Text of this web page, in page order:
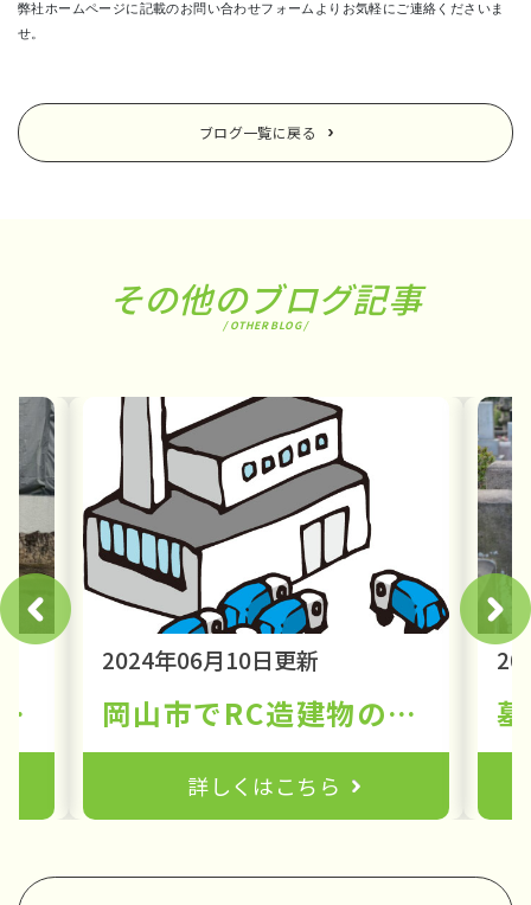
弊社ホームページに記載のお問い合わせフォームよりお気軽にご連絡くださいま
せ。
ブログ一覧に戻る
その他のブログ記事
/ OTHER BLOG /
場と坪単価｜地元の解体プロが教える実績と安く抑えるコツ
2024年06月10日更新
岡山市でRC造建物の解体工事をスムーズに進めるためのガイド【社長が100%対応の解体会社｜岡山の解体工事はアライブ】
詳しくはこちら